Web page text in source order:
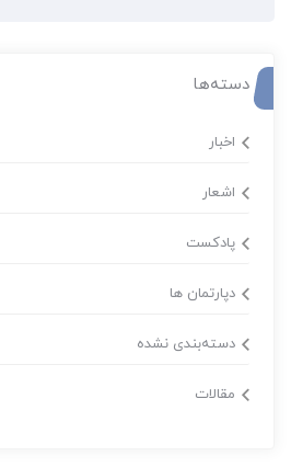
دسته‌ها
اخبار
اشعار
پادکست
دپارتمان ها
دسته‌بندی نشده
مقالات